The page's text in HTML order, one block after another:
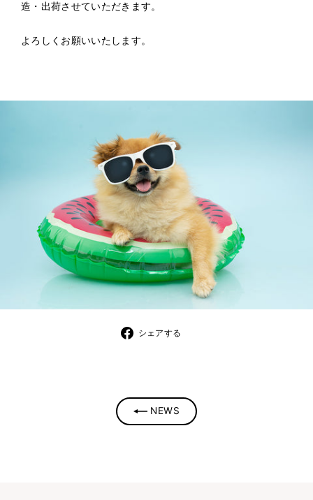
造・出荷させていただきます。
よろしくお願いいたします。
シェアする
NEWS